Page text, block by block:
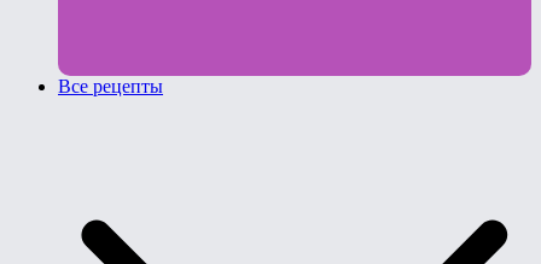
Все рецепты